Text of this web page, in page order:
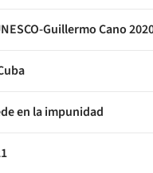
Guillermo Cano
en la impunidad